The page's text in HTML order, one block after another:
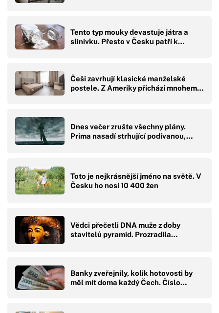
Tento typ mouky devastuje játra a
slinivku. Přesto v Česku patří k…
Češi zavrhují klasické manželské
postele. Z Ameriky přichází mnohem…
Dnes večer zrušte všechny plány.
Prima nasadí strhující podívanou,…
Toto je nejkrásnější jméno na světě. V
Česku ho nosí 10 400 žen
Vědci přečetli DNA muže z doby
stavitelů pyramid. Prozradila…
Banky zveřejnily, kolik hotovosti by
měl mít doma každý Čech. Číslo…